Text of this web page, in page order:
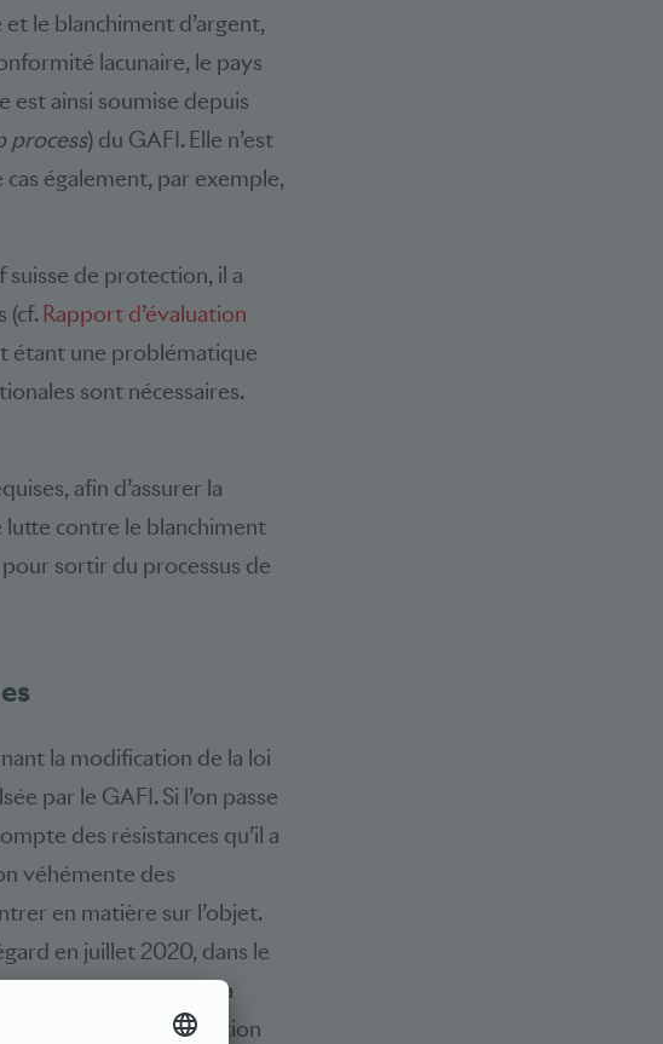
le blanchiment d’argent,
lacunaire, le pays
est ainsi soumise depuis
process) du GAFI. Elle n’est
également, par exemple,
suisse de protection, il a
(cf.Rapport d’évaluation
étant une problématique
sont nécessaires.
afin d’assurer la
lutte contre le blanchiment
pour sortir du processus de
la modification de la loi
par le GAFI. Si l’on passe
des résistances qu’il a
véhémente des
en matière sur l’objet.
en juillet 2020, dans le
Conseil des Etats. La
d’une réglementation